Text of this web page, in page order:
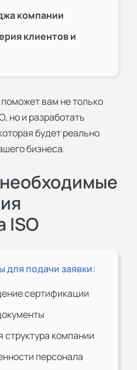
компании
клиентов и
вам не только
, но и разработать
будет реально
бизнеса.
ISO
подачи заявки:
сертификации
компании
персонала